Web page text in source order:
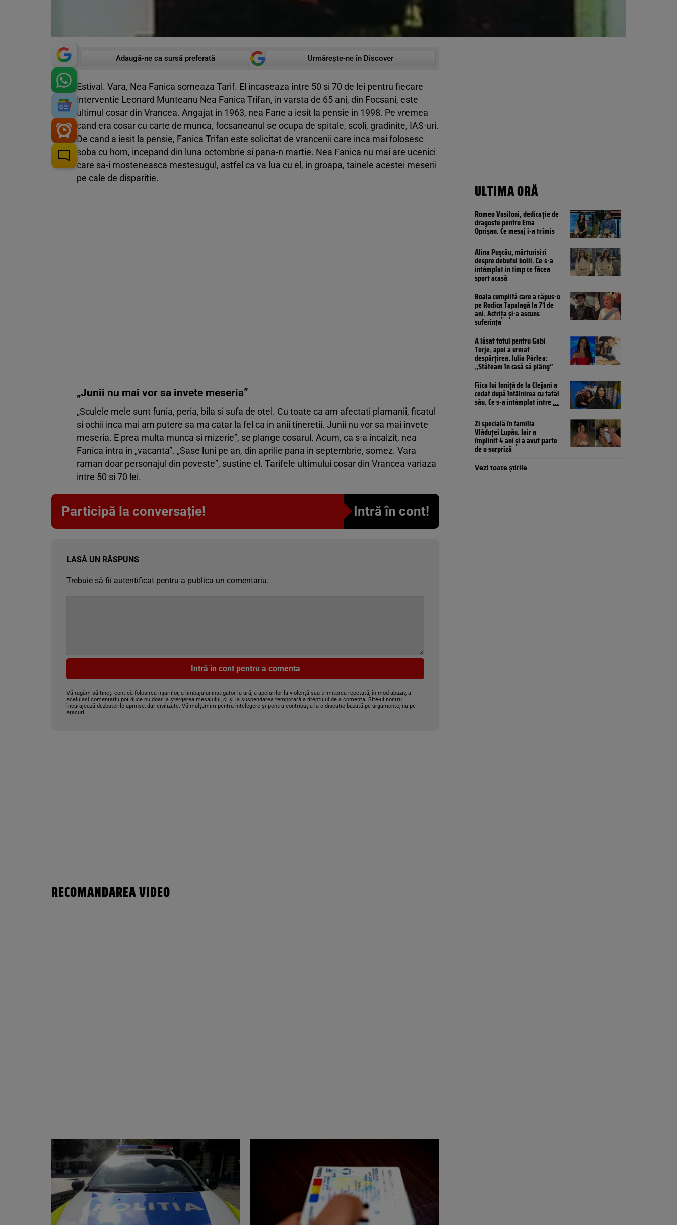
Adaugă-ne ca sursă preferată Urmărește-ne în Discover
Estival. Vara, Nea Fanica someaza Tarif. El incaseaza intre 50 si 70 de lei pentru fiecare
interventie Leonard Munteanu Nea Fanica Trifan, in varsta de 65 ani, din Focsani, este
ultimul cosar din Vrancea. Angajat in 1963, nea Fane a iesit la pensie in 1998. Pe vremea
cand era cosar cu carte de munca, focsaneanul se ocupa de spitale, scoli, gradinite, IAS-uri.
De cand a iesit la pensie, Fanica Trifan este solicitat de vrancenii care inca mai folosesc
soba cu horn, incepand din luna octombrie si pana-n martie. Nea Fanica nu mai are ucenici
care sa-i mosteneasca mestesugul, astfel ca va lua cu el, in groapa, tainele acestei meserii
pe cale de disparitie.
„Junii nu mai vor sa invete meseria”
„Sculele mele sunt funia, peria, bila si sufa de otel. Cu toate ca am afectati plamanii, ficatul
si ochii inca mai am putere sa ma catar la fel ca in anii tineretii. Junii nu vor sa mai invete
meseria. E prea multa munca si mizerie”, se plange cosarul. Acum, ca s-a incalzit, nea
Fanica intra in „vacanta”. „Sase luni pe an, din aprilie pana in septembrie, somez. Vara
raman doar personajul din poveste”, sustine el. Tarifele ultimului cosar din Vrancea variaza
intre 50 si 70 lei.
Participă la conversație! Intră în cont!
LASĂ UN RĂSPUNS
Trebuie să fii autentificat pentru a publica un comentariu.
Intră în cont pentru a comenta
Vă rugăm să țineți cont că folosirea injuriilor, a limbajului instigator la ură, a apelurilor la violență sau trimiterea repetată, în mod abuziv, a
aceluiași comentariu pot duce nu doar la ștergerea mesajului, ci și la suspendarea temporară a dreptului de a comenta. Site-ul nostru
încurajează dezbaterile aprinse, dar civilizate. Vă mulțumim pentru înțelegere și pentru contribuția la o discuție bazată pe argumente, nu pe
atacuri.
RECOMANDAREA VIDEO
ULTIMA ORĂ
Romeo Vasiloni, dedicație de
dragoste pentru Ema
Oprișan. Ce mesaj i-a trimis
Alina Pușcău, mărturisiri
despre debutul bolii. Ce s-a
întâmplat în timp ce făcea
sport acasă
Boala cumplită care a răpus-o
pe Rodica Tapalagă la 71 de
ani. Actrița și-a ascuns
suferința
A lăsat totul pentru Gabi
Torje, apoi a urmat
despărțirea. Iulia Pârlea:
„Stăteam în casă să plâng”
Fiica lui Ioniță de la Clejani a
cedat după întâlnirea cu tatăl
său. Ce s-a întâmplat între...
Zi specială în familia
Vlăduței Lupău. Iair a
împlinit 4 ani și a avut parte
de o surpriză
Vezi toate știrile